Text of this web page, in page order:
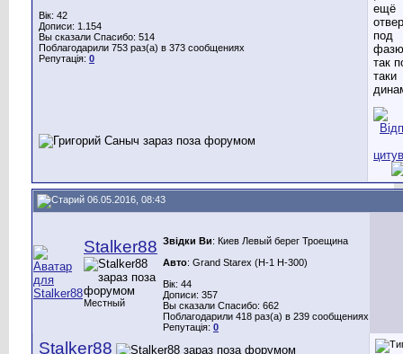
Вік: 42
Дописи: 1.154
Вы сказали Спасибо: 514
Поблагодарили 753 раз(а) в 373 сообщениях
Репутація: 0
ещё
под
так
таки
06.05.2016, 08:43
Stalker88
Местный
Звідки Ви: Киев Левый берег Троещина
Авто: Grand Starex (H-1 H-300)
Вік: 44
Дописи: 357
Вы сказали Спасибо: 662
Поблагодарили 418 раз(а) в 239 сообщениях
Репутація: 0
Stalker88